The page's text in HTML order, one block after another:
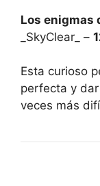
Los enigmas
_SkyClear_ –
Esta curioso
perfecta y
veces más